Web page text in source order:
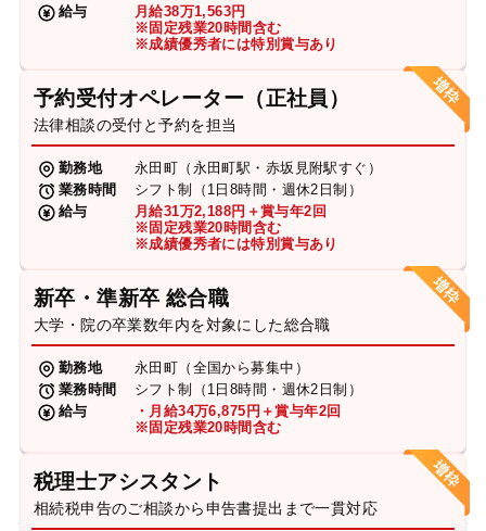
給与
月給38万1,563円
※固定残業20時間含む
※成績優秀者には特別賞与あり
予約受付オペレーター（正社員）
法律相談の受付と予約を担当
勤務地
永田町（永田町駅・赤坂見附駅すぐ）
業務時間
シフト制（1日8時間・週休2日制）
給与
月給31万2,188円＋賞与年2回
※固定残業20時間含む
※成績優秀者には特別賞与あり
新卒・準新卒 総合職
大学・院の卒業数年内を対象にした総合職
勤務地
永田町（全国から募集中）
業務時間
シフト制（1日8時間・週休2日制）
給与
・月給34万6,875円＋賞与年2回
※固定残業20時間含む
税理士アシスタント
相続税申告のご相談から申告書提出まで一貫対応